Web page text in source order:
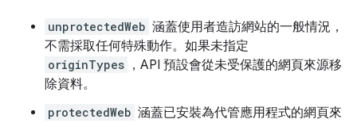
unprotectedWeb 涵蓋使用者造訪網站的一般情況，
不需採取任何特殊動作。如果未指定
originTypes ，API 預設會從未受保護的網頁來源移
除資料。
protectedWeb 涵蓋已安裝為代管應用程式的網頁來